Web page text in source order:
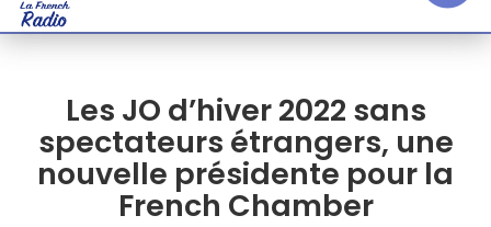
Les JO d’hiver 2022 sans
spectateurs étrangers, une
nouvelle présidente pour la
French Chamber